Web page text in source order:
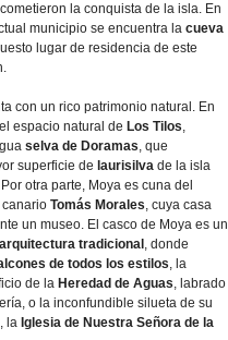
la conquista de la isla. En
municipio se encuentra la cueva
lugar de residencia de este
con un rico patrimonio natural. En
espacio natural de Los Tilos,
selva de Doramas, que
superficie de laurisilva de la isla
otra parte, Moya es cuna del
Tomás Morales, cuya casa
un museo. El casco de Moya es un
tradicional , donde
de todos los estilos, la
de la Heredad de Aguas, labrado
o la inconfundible silueta de su
la Iglesia de Nuestra Señora de la